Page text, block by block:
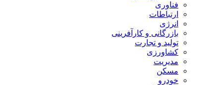
فناوری
ارتباطات
انرژی
بازرگانی و کارآفرینی
تولید و تجارت
کشاورزی
مدیریت
مسکن
خودرو